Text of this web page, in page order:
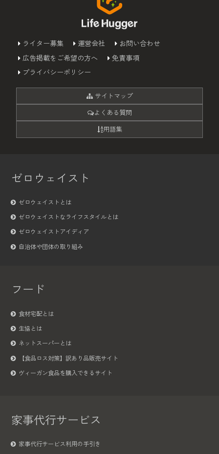
ライター募集 運営会社
お問い合わせ
広告掲載をご希望の方へ
免責事項
プライバシーポリシー
サイトマップ
よくある質問
用語集
ゼロウェイスト
ゼロウェイストとは
ゼロウェイストなライフスタイルとは
ゼロウェイストアイディア
自治体や団体の取り組み
フード
食材宅配とは
生協とは
ネットスーパーとは
【食品ロス対策】訳あり品販売サイト
ヴィーガン食品を購入できるサイト
家事代行サービス
家事代行サービス利用の手引き